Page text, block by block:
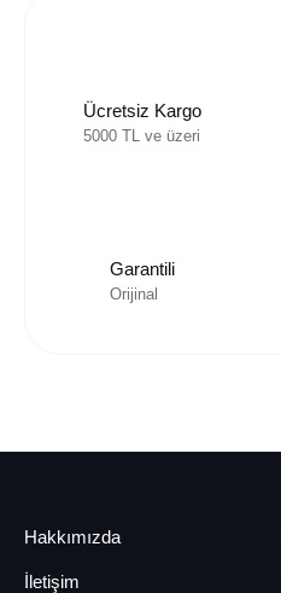
Ücretsiz Kargo
5000 TL ve üzeri
Garantili
Orijinal
Hakkımızda
İletişim